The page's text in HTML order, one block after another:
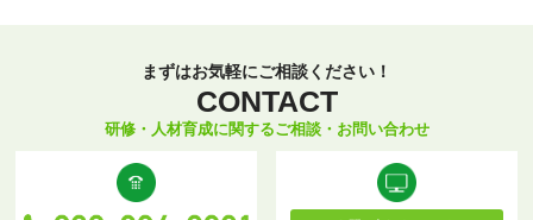
まずはお気軽にご相談ください！
CONTACT
研修・人材育成に関するご相談・お問い合わせ